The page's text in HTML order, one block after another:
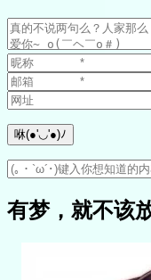
有梦，就不该